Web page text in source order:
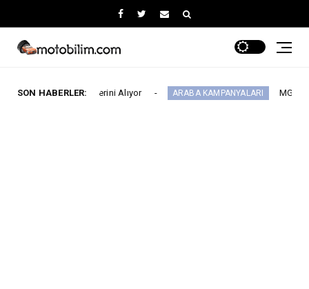
SON HABERLER:
Yerini Alıyor ARABA KAMPANYALARI MG 2.290.000 TL’den